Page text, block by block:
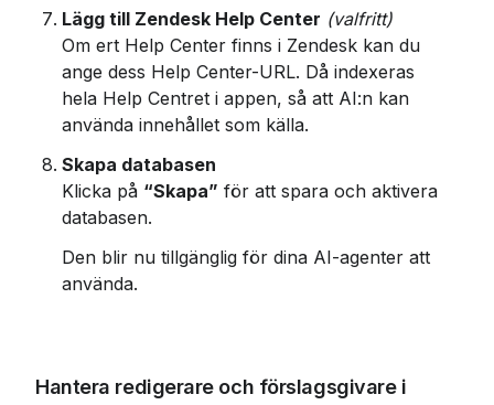
Lägg till Zendesk Help Center (valfritt)
Om ert Help Center finns i Zendesk kan du
ange dess Help Center-URL. Då indexeras
hela Help Centret i appen, så att AI:n kan
använda innehållet som källa.
Skapa databasen
Klicka på “Skapa” för att spara och aktivera
databasen.
Den blir nu tillgänglig för dina AI-agenter att
använda.
Hantera redigerare och förslagsgivare i